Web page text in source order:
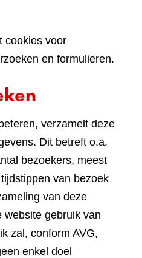
cookies voor
en formulieren.
verzamelt deze
Dit betreft o.a.
bezoekers, meest
van bezoek
van deze
website gebruik van
zal, conform AVG,
enkel doel